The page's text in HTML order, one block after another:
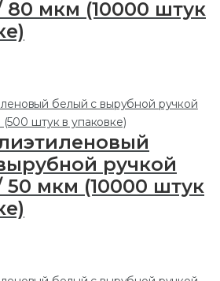
80 мкм (10000 штук
ручкой
50 мкм (10000 штук